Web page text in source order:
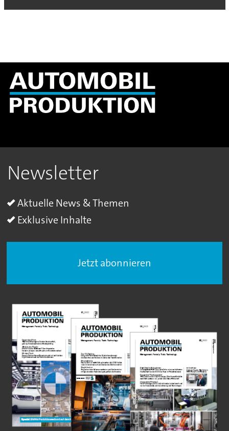
Newsletter
Aktuelle News & Themen
Exklusive Inhalte
Jetzt abonnieren